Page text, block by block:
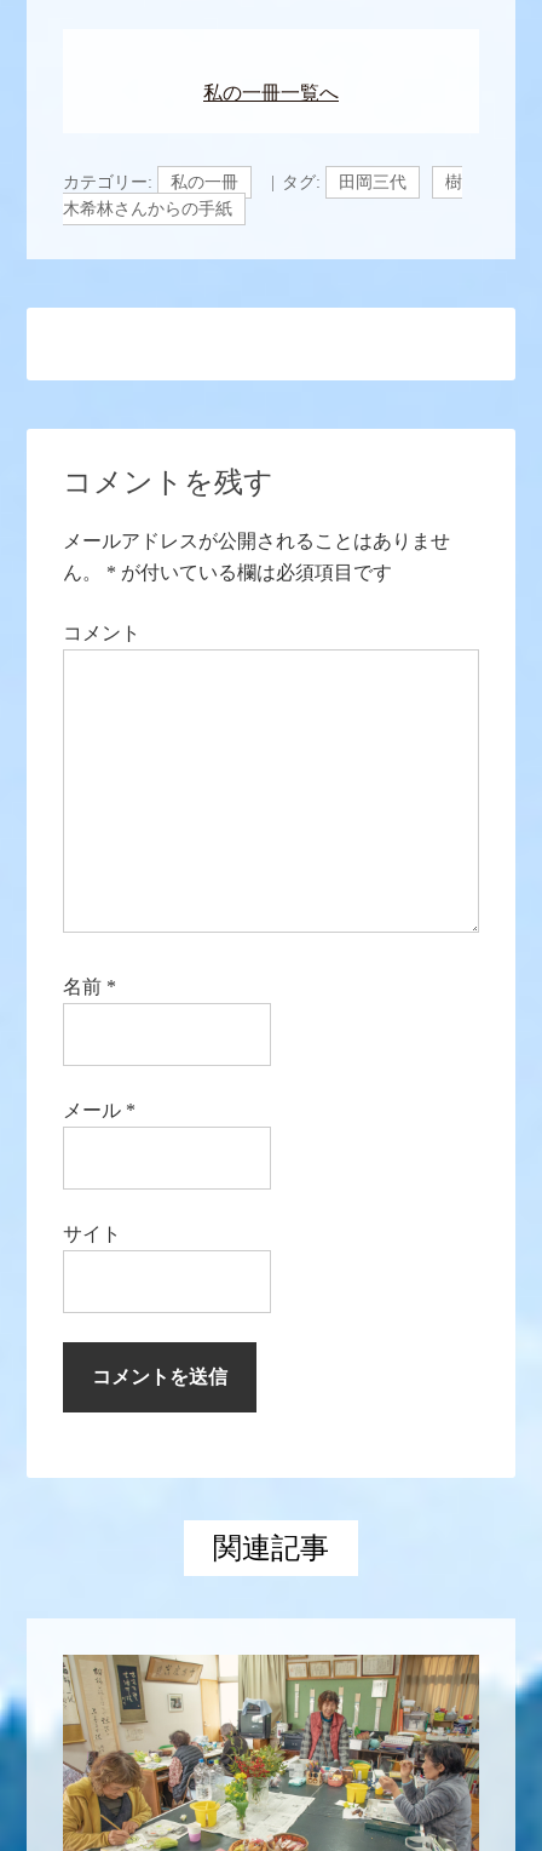
私の一冊一覧へ
カテゴリー: 私の一冊 タグ: 田岡三代
樹
木希林さんからの手紙
コメントを残す
メールアドレスが公開されることはありませ
ん。
* が付いている欄は必須項目です
コメント
名前 *
メール *
サイト
関連記事